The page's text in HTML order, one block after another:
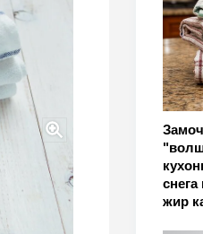
жир
в Японии